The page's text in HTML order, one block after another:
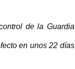
de la Guardia
en unos 22 días